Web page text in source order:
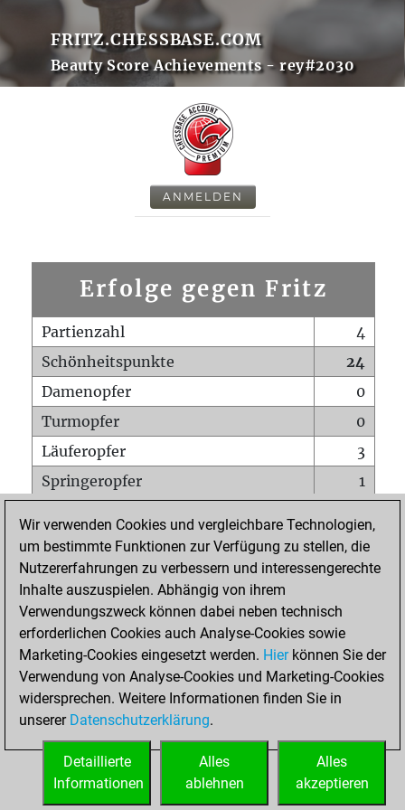
FRITZ.CHESSBASE.COM
Beauty Score Achievements - rey#2030
ANMELDEN
Erfolge gegen Fritz
Partienzahl
4
Schönheitspunkte
24
Damenopfer
0
Turmopfer
0
Läuferopfer
3
Springeropfer
1
Matt auf vollem Brett
0
Bauer setzt Matt
0
Erstickte Matts
Unterverwandlungen
Türme auf der siebten
0
STARTSEITE
Wir verwenden Cookies und vergleichbare Technologien,
um bestimmte Funktionen zur Verfügung zu stellen, die
Nutzererfahrungen zu verbessern und interessengerechte
Inhalte auszuspielen. Abhängig von ihrem
Verwendungszweck können dabei neben technisch
erforderlichen Cookies auch Analyse-Cookies sowie
Marketing-Cookies eingesetzt werden. Hierkönnen Sie der
Verwendung von Analyse-Cookies und Marketing-Cookies
widersprechen. Weitere Informationen finden Sie in
unserer Datenschutzerklärung.
Alles
akzeptieren
Alles
ablehnen
Detaillierte
Informationen